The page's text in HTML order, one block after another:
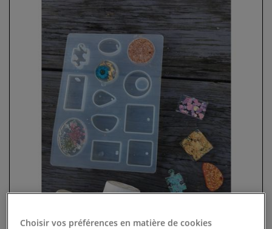
Choisir vos préférences en matière de cookies